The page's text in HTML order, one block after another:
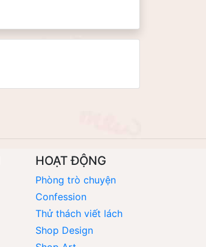
HOẠT ĐỘNG
Phòng trò chuyện
Confession
Thử thách viết lách
Shop Design